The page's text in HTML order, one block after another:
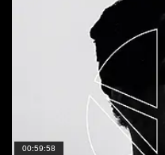
00:59:58